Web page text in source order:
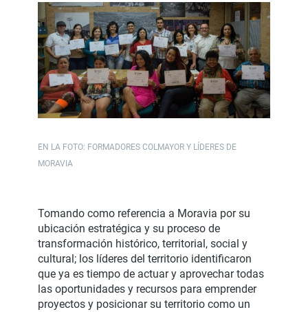
EN LA FOTO: FORMADORES COLMAYOR Y LÍDERES DE
MORAVIA
Tomando como referencia a Moravia por su
ubicación estratégica y su proceso de
transformación histórico, territorial, social y
cultural; los líderes del territorio identificaron
que ya es tiempo de actuar y aprovechar todas
las oportunidades y recursos para emprender
proyectos y posicionar su territorio como un